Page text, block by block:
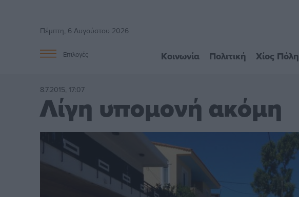
Πέμπτη, 6 Αυγούστου 2026
Επιλογές Κοινωνία Πολιτική Χίος Πόλη
8.7.2015, 17:07
Λίγη υπομονή ακόμη